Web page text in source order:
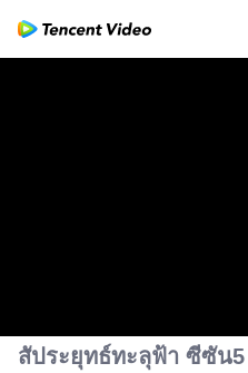
สัประยุทธ์ทะลุฟ้า ซีซัน5